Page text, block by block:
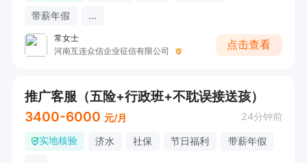
带薪年假
...
常女士
河南互连众信企业征信有限公司
点击查看
推广客服（五险+行政班+不耽误接送孩）
3400-6000 元/月 24分钟前
实地核验 济水 社保 节日福利
带薪年假